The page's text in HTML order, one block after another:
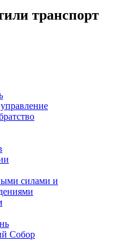
транспорт
силами и
Собор